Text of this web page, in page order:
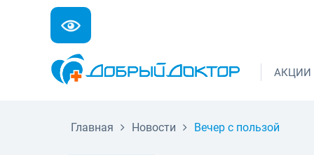
АКЦИИ
Главная Новости Вечер с пользой